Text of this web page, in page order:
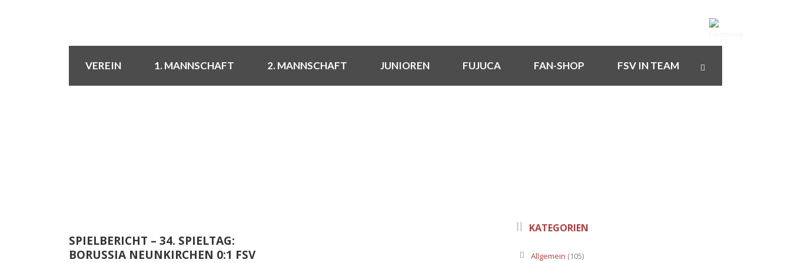
VEREIN 1. MANNSCHAFT 2. MANNSCHAFT JUNIOREN FUJUCA FAN-SHOP FSV IN TEAM
SPIELBERICHT – 34. SPIELTAG:
BORUSSIA NEUNKIRCHEN 0:1 FSV
KATEGORIEN
Allgemein (105)